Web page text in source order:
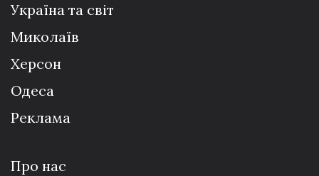
Україна та світ
Миколаїв
Херсон
Одеса
Реклама
Про нас